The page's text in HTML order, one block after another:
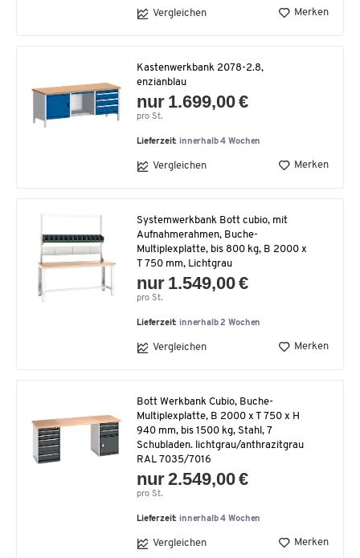
Vergleichen Merken
Kastenwerkbank 2078-2.8,
enzianblau
nur 1.699,00 €
pro St.
Lieferzeit: innerhalb 4 Wochen
Vergleichen Merken
Systemwerkbank Bott cubio, mit
Aufnahmerahmen, Buche-
Multiplexplatte, bis 800 kg, B 2000 x
T 750 mm, Lichtgrau
nur 1.549,00 €
pro St.
Lieferzeit: innerhalb 2 Wochen
Vergleichen Merken
Bott Werkbank Cubio, Buche-
Multiplexplatte, B 2000 x T 750 x H
940 mm, bis 1500 kg, Stahl, 7
Schubladen. lichtgrau/anthrazitgrau
RAL 7035/7016
nur 2.549,00 €
pro St.
Lieferzeit: innerhalb 4 Wochen
Vergleichen Merken